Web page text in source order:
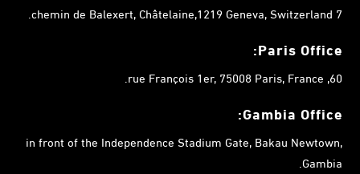
7 chemin de Balexert, Châtelaine,1219 Geneva, Switzerland.
Paris Office:
60, rue François 1er, 75008 Paris, France.
Gambia Office:
in front of the Independence Stadium Gate, Bakau Newtown,
Gambia.